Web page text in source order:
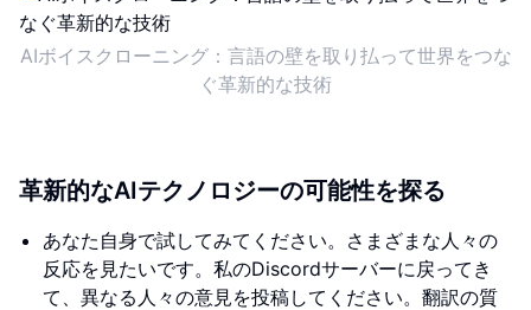
AIボイスクローニング：言語の壁を取り払って世界をつな
ぐ革新的な技術
革新的なAIテクノロジーの可能性を探る
あなた自身で試してみてください。さまざまな人々の
反応を見たいです。私のDiscordサーバーに戻ってき
て、異なる人々の意見を投稿してください。翻訳の質